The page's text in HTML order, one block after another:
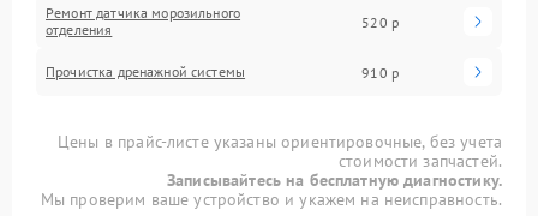
Ремонт датчика морозильного
отделения
520 р
Прочистка дренажной системы 910 р
Цены в прайс-листе указаны ориентировочные, без учета
стоимости запчастей.
Записывайтесь на бесплатную диагностику.
Мы проверим ваше устройство и укажем на неисправность.